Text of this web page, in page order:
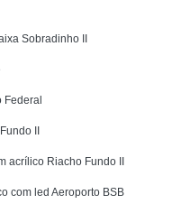
Sobradinho II
Federal
II
acrílico Riacho Fundo II
com led Aeroporto BSB